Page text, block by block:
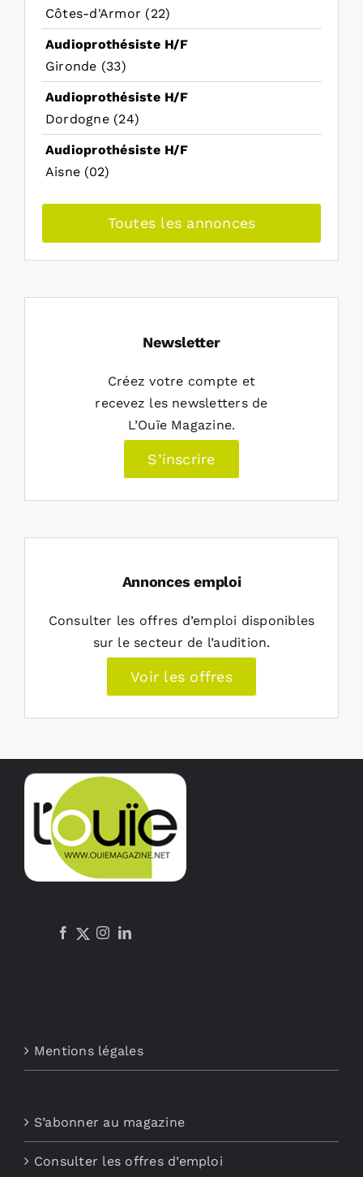
Côtes-d'Armor (22)
Audioprothésiste H/F
Gironde (33)
Audioprothésiste H/F
Dordogne (24)
Audioprothésiste H/F
Aisne (02)
Toutes les annonces
Newsletter
Créez votre compte et
recevez les newsletters de
L’Ouïe Magazine.
S’inscrire
Annonces emploi
Consulter les offres d’emploi disponibles
sur le secteur de l’audition.
Voir les offres
Mentions légales
S’abonner au magazine
Consulter les offres d’emploi